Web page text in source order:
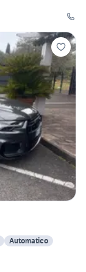
Automatico